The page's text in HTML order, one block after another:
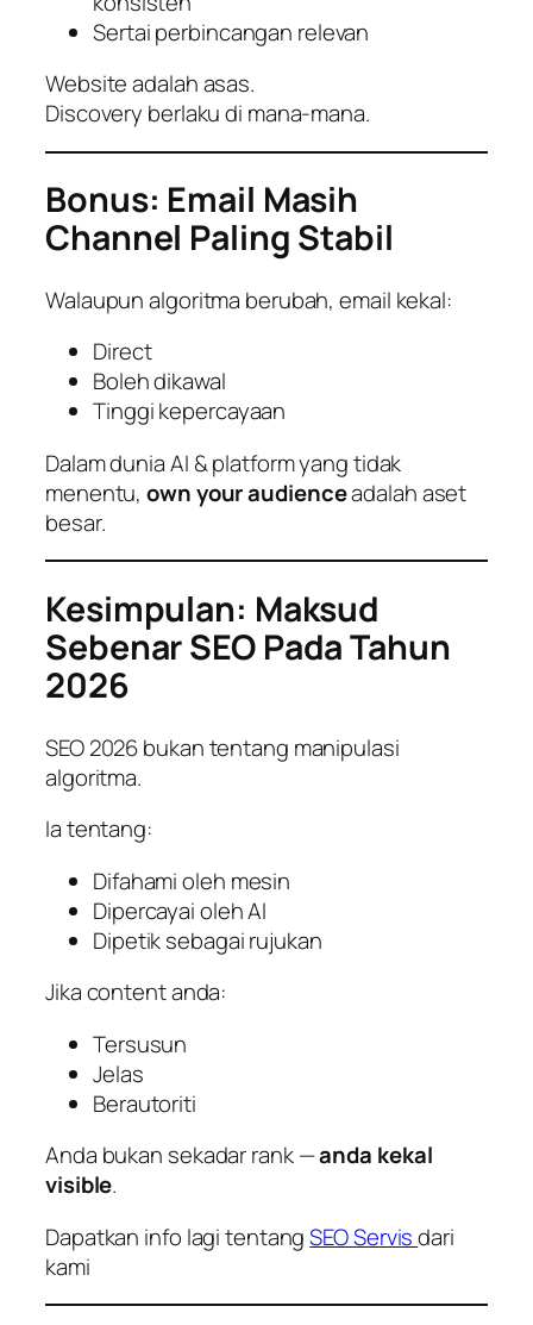
Sertai perbincangan relevan
Website adalah asas.
Discovery berlaku di mana-mana.
Bonus: Email Masih
Channel Paling Stabil
Walaupun algoritma berubah, email kekal:
Direct
Boleh dikawal
Tinggi kepercayaan
Dalam dunia AI & platform yang tidak
menentu,own your audienceadalah aset
besar.
Kesimpulan: Maksud
Sebenar SEO Pada Tahun
2026
SEO 2026 bukan tentang manipulasi
algoritma.
Ia tentang:
Difahami oleh mesin
Dipercayai oleh AI
Dipetik sebagai rujukan
Jika content anda:
Tersusun
Jelas
Berautoriti
Anda bukan sekadar rank —anda kekal
visible.
Dapatkan info lagi tentangSEO Servisdari
kami